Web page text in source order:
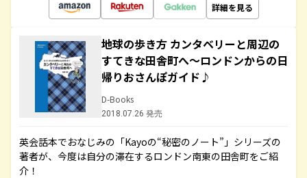
詳細を見る
地球の歩き方 カンタベリーと周辺の
すてきな田舎町へ～ロンドンからの日
帰りおさんぽガイド♪
D-Books
2018.07.26 発売
英会話本でおなじみの「Kayoの“秘密のノート”」シリーズの
著者が、今度は自分の滞在するロンドン南東の田舎町をご紹
介！